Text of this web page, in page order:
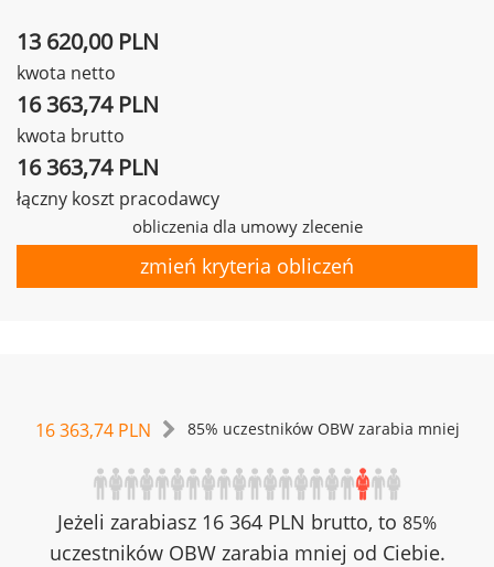
13 620,00 PLN
kwota netto
16 363,74 PLN
kwota brutto
16 363,74 PLN
łączny koszt pracodawcy
obliczenia dla umowy zlecenie
zmień kryteria obliczeń
16 363,74 PLN 85% uczestników OBW zarabia mniej
Jeżeli zarabiasz 16 364 PLN brutto, to 85%
uczestników OBW zarabia mniej od Ciebie.